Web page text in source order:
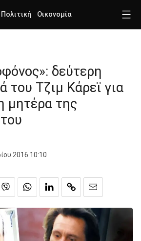
Πολιτική Οικονομία
δεύτερη
του Τζιμ Κάρεϊ για
μητέρα της
2016 10:10